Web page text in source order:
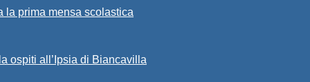
la prima mensa scolastica
ospiti all’Ipsia di Biancavilla